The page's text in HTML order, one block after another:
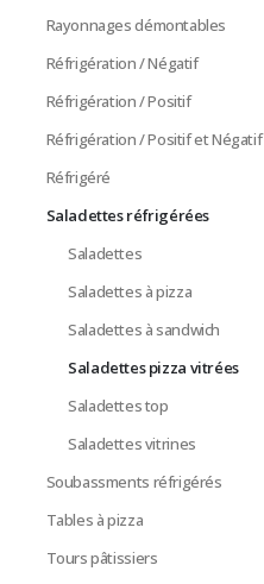
Rayonnages démontables
Réfrigération / Négatif
Réfrigération / Positif
Réfrigération / Positif et Négatif
Réfrigéré
Saladettes réfrigérées
Saladettes
Saladettes à pizza
Saladettes à sandwich
Saladettes pizza vitrées
Saladettes top
Saladettes vitrines
Soubassments réfrigérés
Tables à pizza
Tours pâtissiers